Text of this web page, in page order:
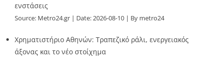
ενστάσεις
Source: Metro24.gr Date: 2026-08-10 By metro24
Χρηματιστήριο Αθηνών: Τραπεζικό ράλι, ενεργειακός
άξονας και το νέο στοίχημα